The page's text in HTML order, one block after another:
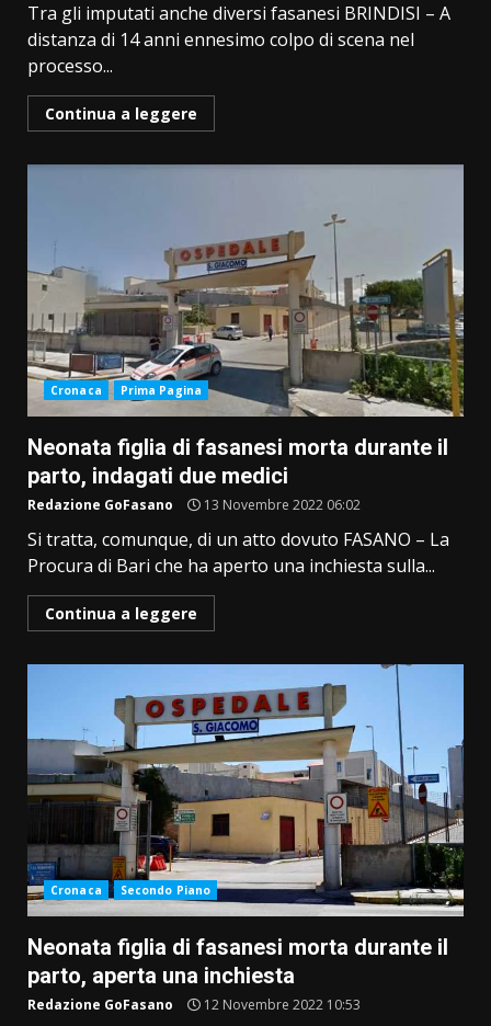
Tra gli imputati anche diversi fasanesi BRINDISI – A
distanza di 14 anni ennesimo colpo di scena nel
processo...
Continua a leggere
Cronaca Prima Pagina
Neonata figlia di fasanesi morta durante il
parto, indagati due medici
Redazione GoFasano 13 Novembre 2022 06:02
Si tratta, comunque, di un atto dovuto FASANO – La
Procura di Bari che ha aperto una inchiesta sulla...
Continua a leggere
Cronaca Secondo Piano
Neonata figlia di fasanesi morta durante il
parto, aperta una inchiesta
Redazione GoFasano 12 Novembre 2022 10:53